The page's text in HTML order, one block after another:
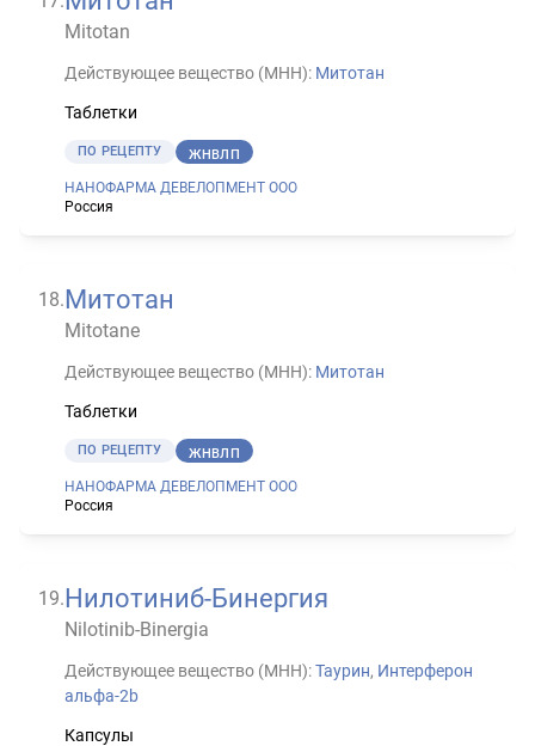
Mitotan
Действующее вещество (МНН): Митотан
Таблетки
ПО РЕЦЕПТУ ЖНВЛП
НАНОФАРМА ДЕВЕЛОПМЕНТ ООО
Россия
18.Митотан
Mitotane
Действующее вещество (МНН): Митотан
Таблетки
ПО РЕЦЕПТУ ЖНВЛП
НАНОФАРМА ДЕВЕЛОПМЕНТ ООО
Россия
19.Нилотиниб-Бинергия
Nilotinib-Binergia
Действующее вещество (МНН):Таурин, Интерферон
альфа-2b
Капсулы